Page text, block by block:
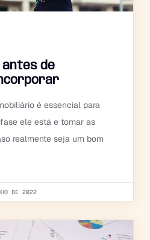
antes de
é essencial para
ele está e tomar as
realmente seja um bom
DE 2022